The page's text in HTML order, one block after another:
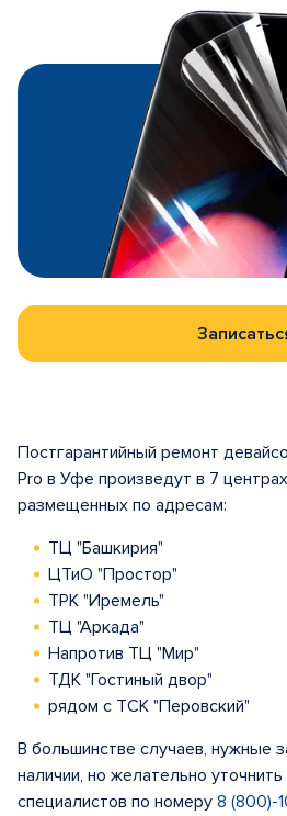
Постгарантийный ремонт
Pro в Уфе произведут в 7
размещенных по адресам:
ТЦ "Башкирия"
ЦТиО "Простор"
ТРК "Иремель"
ТЦ "Аркада"
Напротив ТЦ "Мир"
ТДК "Гостиный двор"
рядом с ТСК "Перовский"
В большинстве случаев, нужные
наличии, но желательно
специалистов по номеру 8 (800)-